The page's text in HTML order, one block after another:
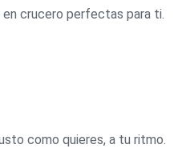
en crucero perfectas para ti.
como quieres, a tu ritmo.